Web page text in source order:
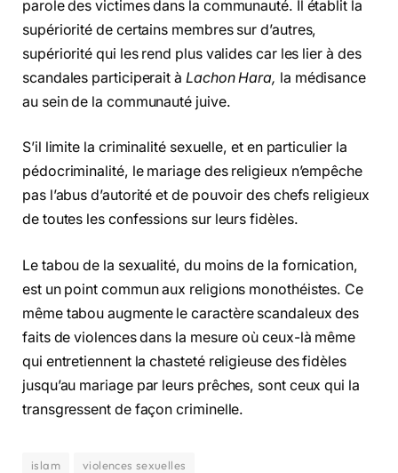
parole des victimes dans la communauté. Il établit la
supériorité de certains membres sur d’autres,
supériorité qui les rend plus valides car les lier à des
scandales participerait à Lachon Hara, la médisance
au sein de la communauté juive.
S’il limite la criminalité sexuelle, et en particulier la
pédocriminalité, le mariage des religieux n’empêche
pas l’abus d’autorité et de pouvoir des chefs religieux
de toutes les confessions sur leurs fidèles.
Le tabou de la sexualité, du moins de la fornication,
est un point commun aux religions monothéistes. Ce
même tabou augmente le caractère scandaleux des
faits de violences dans la mesure où ceux-là même
qui entretiennent la chasteté religieuse des fidèles
jusqu’au mariage par leurs prêches, sont ceux qui la
transgressent de façon criminelle.
islam violences sexuelles